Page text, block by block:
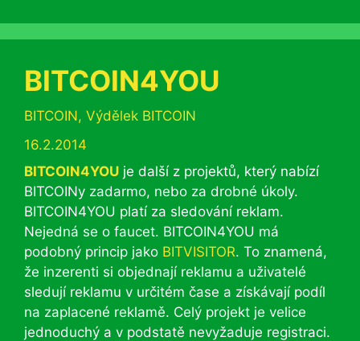
BITCOIN4YOU
Rubriky
BITCOIN, Výdělek BITCOIN
16.2.2014
BITCOIN4YOU je další z projektů, který nabízí
BITCOINy zadarmo, nebo za drobné úkoly.
BITCOIN4YOU platí za sledování reklam.
Nejedná se o faucet. BITCOIN4YOU má
podobný princip jako BITVISITOR. To znamená,
že inzerenti si objednají reklamu a uživatelé
sledují reklamu v určitém čase a získávají podíl
na zaplacené reklamě. Celý projekt je velice
jednoduchý a v podstatě nevyžaduje registraci.